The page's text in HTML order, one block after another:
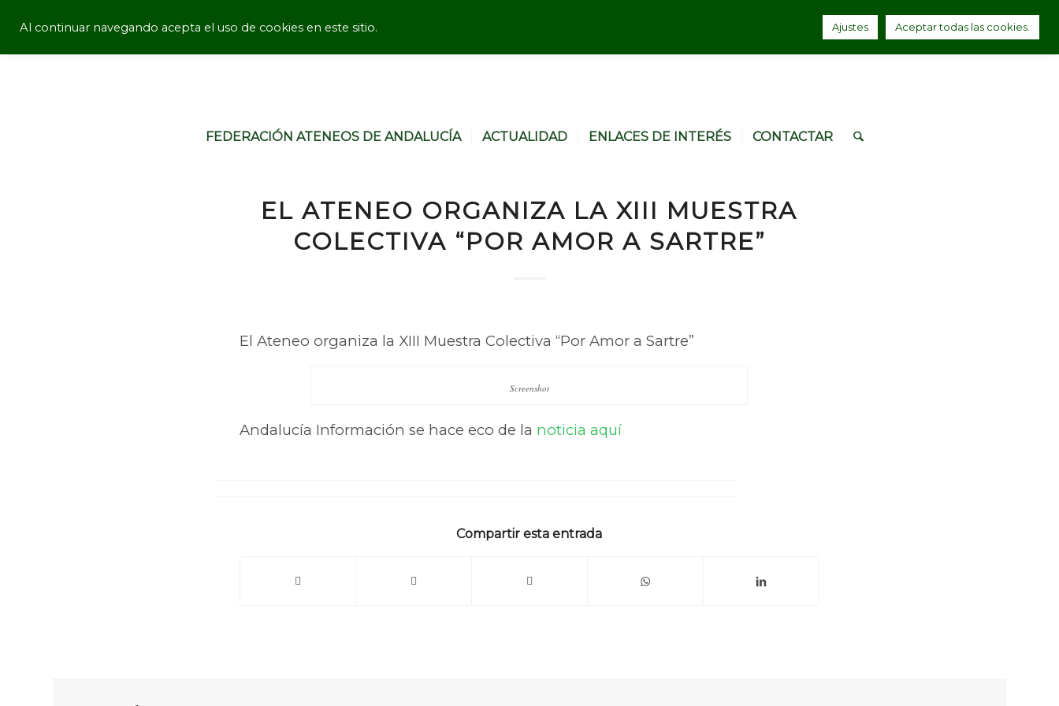
FEDERACIÓN ATENEOS DE ANDALUCÍA ACTUALIDAD ENLACES DE INTERÉS CONTACTAR
EL ATENEO ORGANIZA LA XIII MUESTRA
COLECTIVA “POR AMOR A SARTRE”
El Ateneo organiza la XIII Muestra Colectiva “Por Amor a Sartre”
Screenshot
Andalucía Información se hace eco de la noticia aquí
Compartir esta entrada
Al continuar navegando acepta el uso de cookies en este sitio. Ajustes Aceptar todas las cookies.